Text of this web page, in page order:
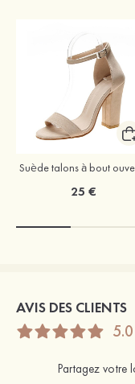
25 €
AVIS DES CLIENTS
5.0
Partagez votre